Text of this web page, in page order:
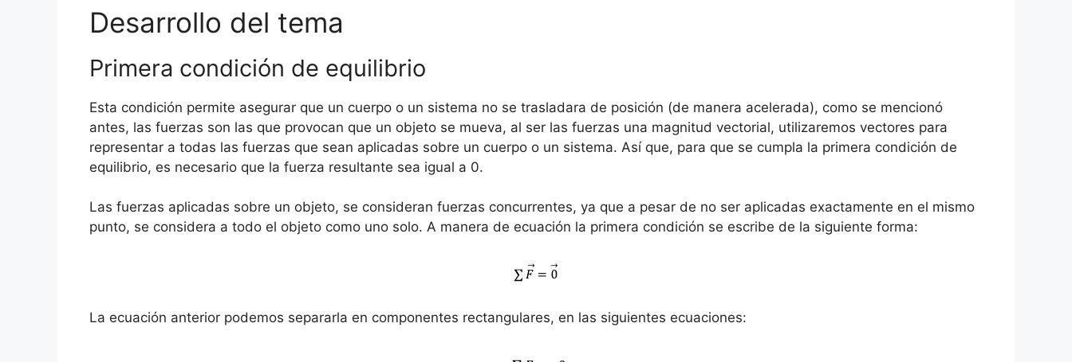
Desarrollo del tema
Primera condición de equilibrio
Esta condición permite asegurar que un cuerpo o un sistema no se trasladara de posición (de manera acelerada), como se mencionó
antes, las fuerzas son las que provocan que un objeto se mueva, al ser las fuerzas una magnitud vectorial, utilizaremos vectores para
representar a todas las fuerzas que sean aplicadas sobre un cuerpo o un sistema. Así que, para que se cumpla la primera condición de
equilibrio, es necesario que la fuerza resultante sea igual a 0.
Las fuerzas aplicadas sobre un objeto, se consideran fuerzas concurrentes, ya que a pesar de no ser aplicadas exactamente en el mismo
punto, se considera a todo el objeto como uno solo. A manera de ecuación la primera condición se escribe de la siguiente forma:
La ecuación anterior podemos separarla en componentes rectangulares, en las siguientes ecuaciones: